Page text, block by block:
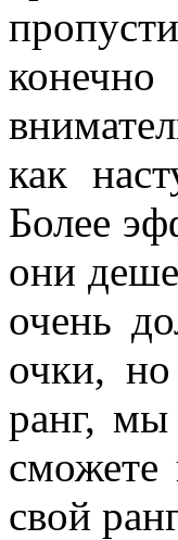
как
Более
они
очень
очки,
ранг,
сможете
свой